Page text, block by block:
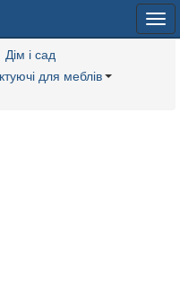
Дім і сад
для меблів